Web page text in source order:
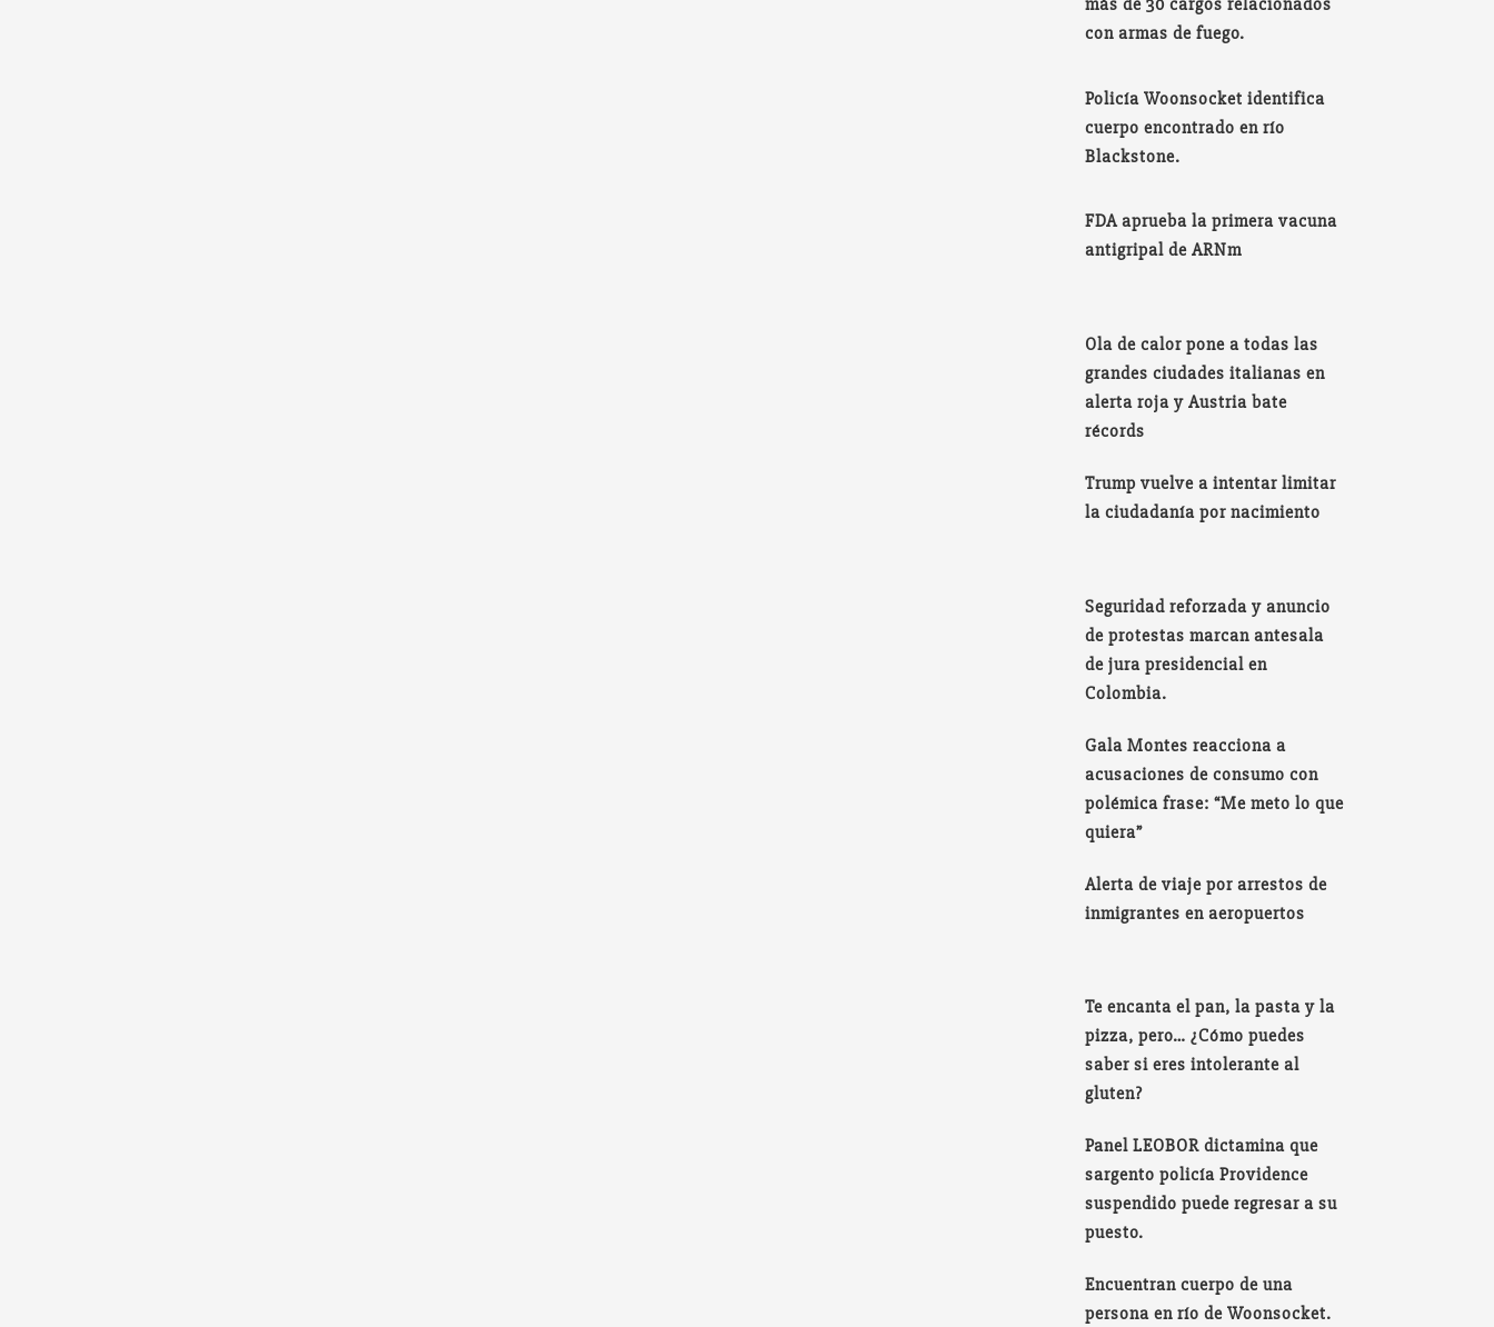
con armas de fuego.
Policía Woonsocket identifica
cuerpo encontrado en río
Blackstone.
FDA aprueba la primera vacuna
antigripal de ARNm
Ola de calor pone a todas las
grandes ciudades italianas en
alerta roja y Austria bate
récords
Trump vuelve a intentar limitar
la ciudadanía por nacimiento
Seguridad reforzada y anuncio
de protestas marcan antesala
de jura presidencial en
Colombia.
Gala Montes reacciona a
acusaciones de consumo con
polémica frase: “Me meto lo que
quiera”
Alerta de viaje por arrestos de
inmigrantes en aeropuertos
Te encanta el pan, la pasta y la
pizza, pero… ¿Cómo puedes
saber si eres intolerante al
gluten?
Panel LEOBOR dictamina que
sargento policía Providence
suspendido puede regresar a su
puesto.
Encuentran cuerpo de una
persona en río de Woonsocket.